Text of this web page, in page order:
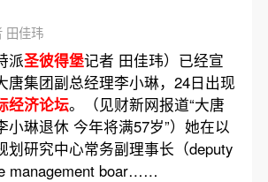
田佳玮
派圣彼得堡记者 田佳玮）已经宣
唐集团副总经理李小琳，24日出现
经济论坛。（见财新网报道“大唐
小琳退休 今年将满57岁”）她在以
划研究中心常务副理事长（deputy
management boar……